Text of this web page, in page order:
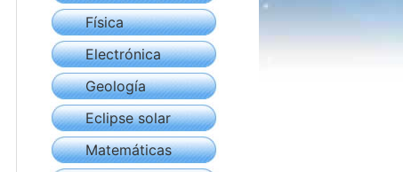
Física
Electrónica
Geología
Eclipse solar
Matemáticas